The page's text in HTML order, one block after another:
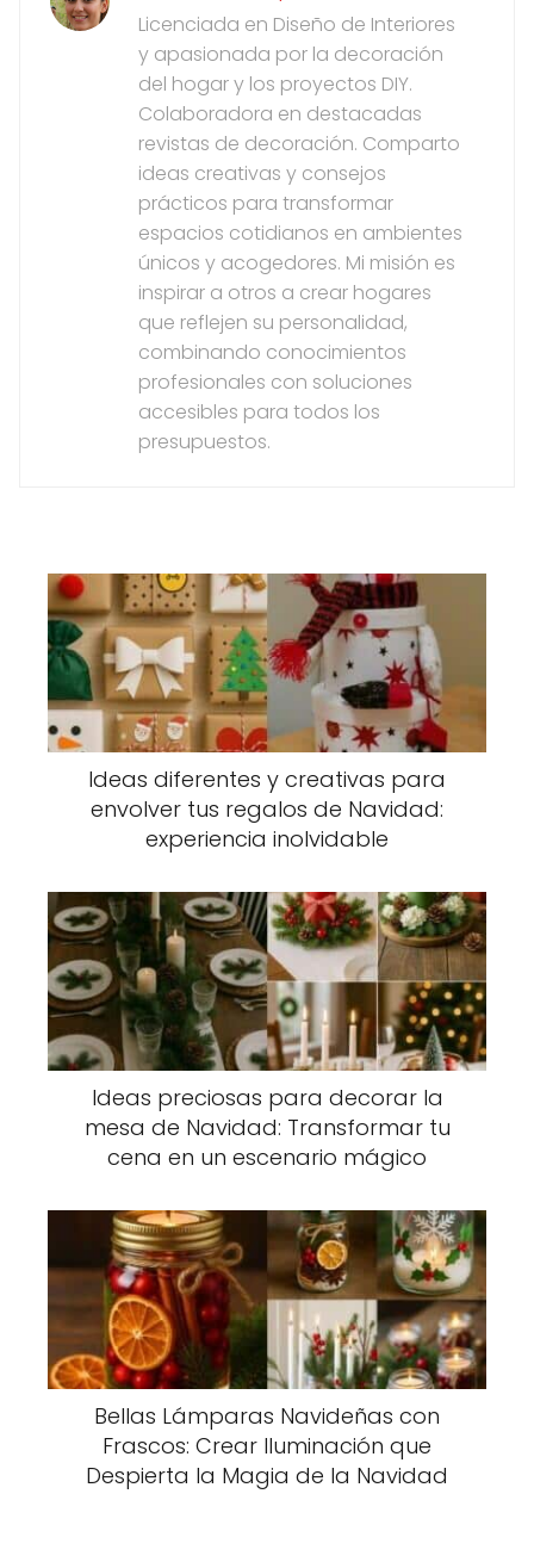
Licenciada en Diseño de Interiores
y apasionada por la decoración
del hogar y los proyectos DIY.
Colaboradora en destacadas
revistas de decoración. Comparto
ideas creativas y consejos
prácticos para transformar
espacios cotidianos en ambientes
únicos y acogedores. Mi misión es
inspirar a otros a crear hogares
que reflejen su personalidad,
combinando conocimientos
profesionales con soluciones
accesibles para todos los
presupuestos.
Ideas diferentes y creativas para
envolver tus regalos de Navidad:
experiencia inolvidable
Ideas preciosas para decorar la
mesa de Navidad: Transformar tu
cena en un escenario mágico
Bellas Lámparas Navideñas con
Frascos: Crear Iluminación que
Despierta la Magia de la Navidad